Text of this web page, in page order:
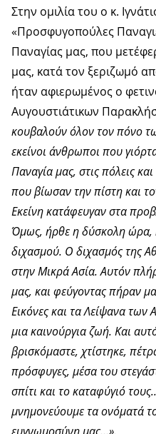
Στην ομιλία του ο κ.
«Προσφυγοπούλες
Παναγίας μας, που
μας, κατά τον ξεριζωμό
ήταν αφιερωμένος ο
Αυγουστιάτικων
κουβαλούν όλον τον πόνο
εκείνοι άνθρωποι που
Παναγία μας, στις πόλεις
που βίωσαν την πίστη και
Εκείνη κατάφευγαν στα
Όμως, ήρθε η δύσκολη ώρα,
διχασμού. Ο διχασμός της
στην Μικρά Ασία. Αυτόν
μας, και φεύγοντας πήραν
Εικόνες και τα Λείψανα των
μια καινούργια ζωή. Και
βρισκόμαστε, χτίστηκε,
πρόσφυγες, μέσα του
σπίτι και το καταφύγιό
μνημονεύουμε τα ονόματά